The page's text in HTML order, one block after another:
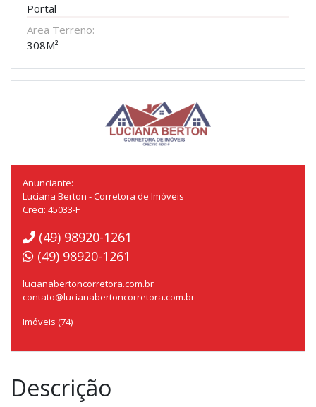
Portal
Area Terreno:
308M²
Anunciante:
Luciana Berton - Corretora de Imóveis
Creci: 45033-F
(49) 98920-1261
(49) 98920-1261
lucianabertoncorretora.com.br
contato@lucianabertoncorretora.com.br
Imóveis (74)
Descrição